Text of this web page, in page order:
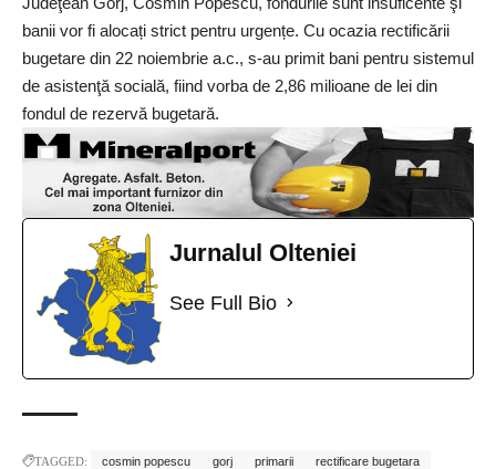
banii vor fi alocați strict pentru urgențe. Cu ocazia rectificării
bugetare din 22 noiembrie a.c., s-au primit bani pentru sistemul
de asistenţă socială, fiind vorba de 2,86 milioane de lei din
fondul de rezervă bugetară.
Jurnalul Olteniei
See Full Bio
TAGGED: cosmin popescu gorj primarii rectificare bugetara